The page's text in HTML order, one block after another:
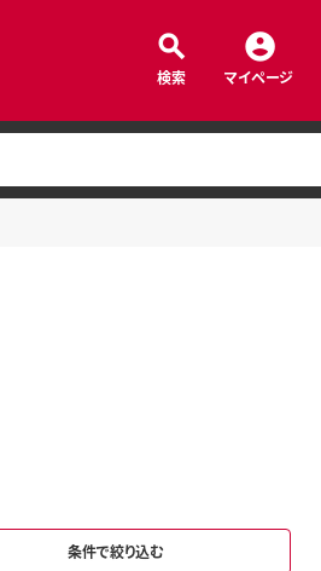
検索 マイページ
条件で絞り込む